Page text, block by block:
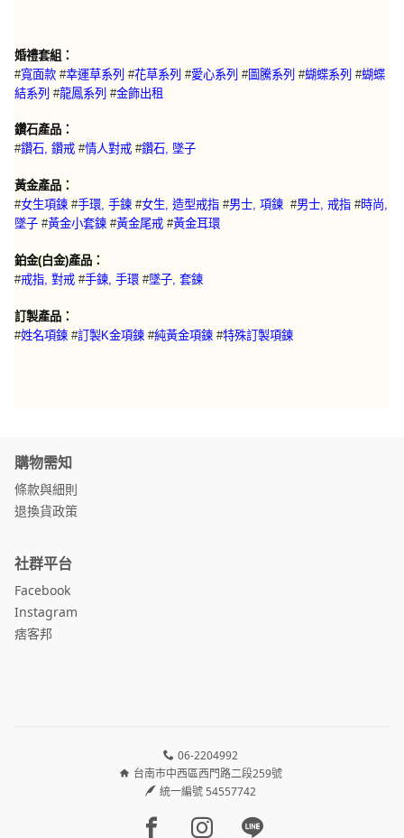
婚禮套組：
#寬面款 #幸運草系列 #花草系列 #愛心系列 #圖騰系列 #蝴蝶系列 #蝴蝶
結系列 #龍鳳系列 #金飾出租
鑽石產品：
#鑽石, 鑽戒 #情人對戒 #鑽石, 墜子
黃金產品：
#女生項鍊 #手環, 手鍊 #女生, 造型戒指 #男士, 項鍊 #男士, 戒指 #時尚,
墜子 #黃金小套鍊 #黃金尾戒 #黃金耳環
鉑金(白金)產品：
#戒指, 對戒 #手鍊, 手環 #墜子, 套鍊
訂製產品：
#姓名項鍊 #訂製K金項鍊 #純黃金項鍊 #特殊訂製項鍊
購物需知
條款與細則
退換貨政策
社群平台
Facebook
Instagram
痞客邦
06-2204992
台南市中西區西門路二段259號
統一編號 54557742
Facebook page
Instagram page
Line page